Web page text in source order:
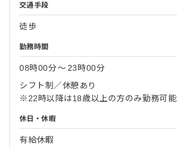
交通手段
徒歩
勤務時間
08時00分〜 23時00分
シフト制／休憩あり
※22時以降は18歳以上の方のみ勤務可能
休日・休暇
有給休暇